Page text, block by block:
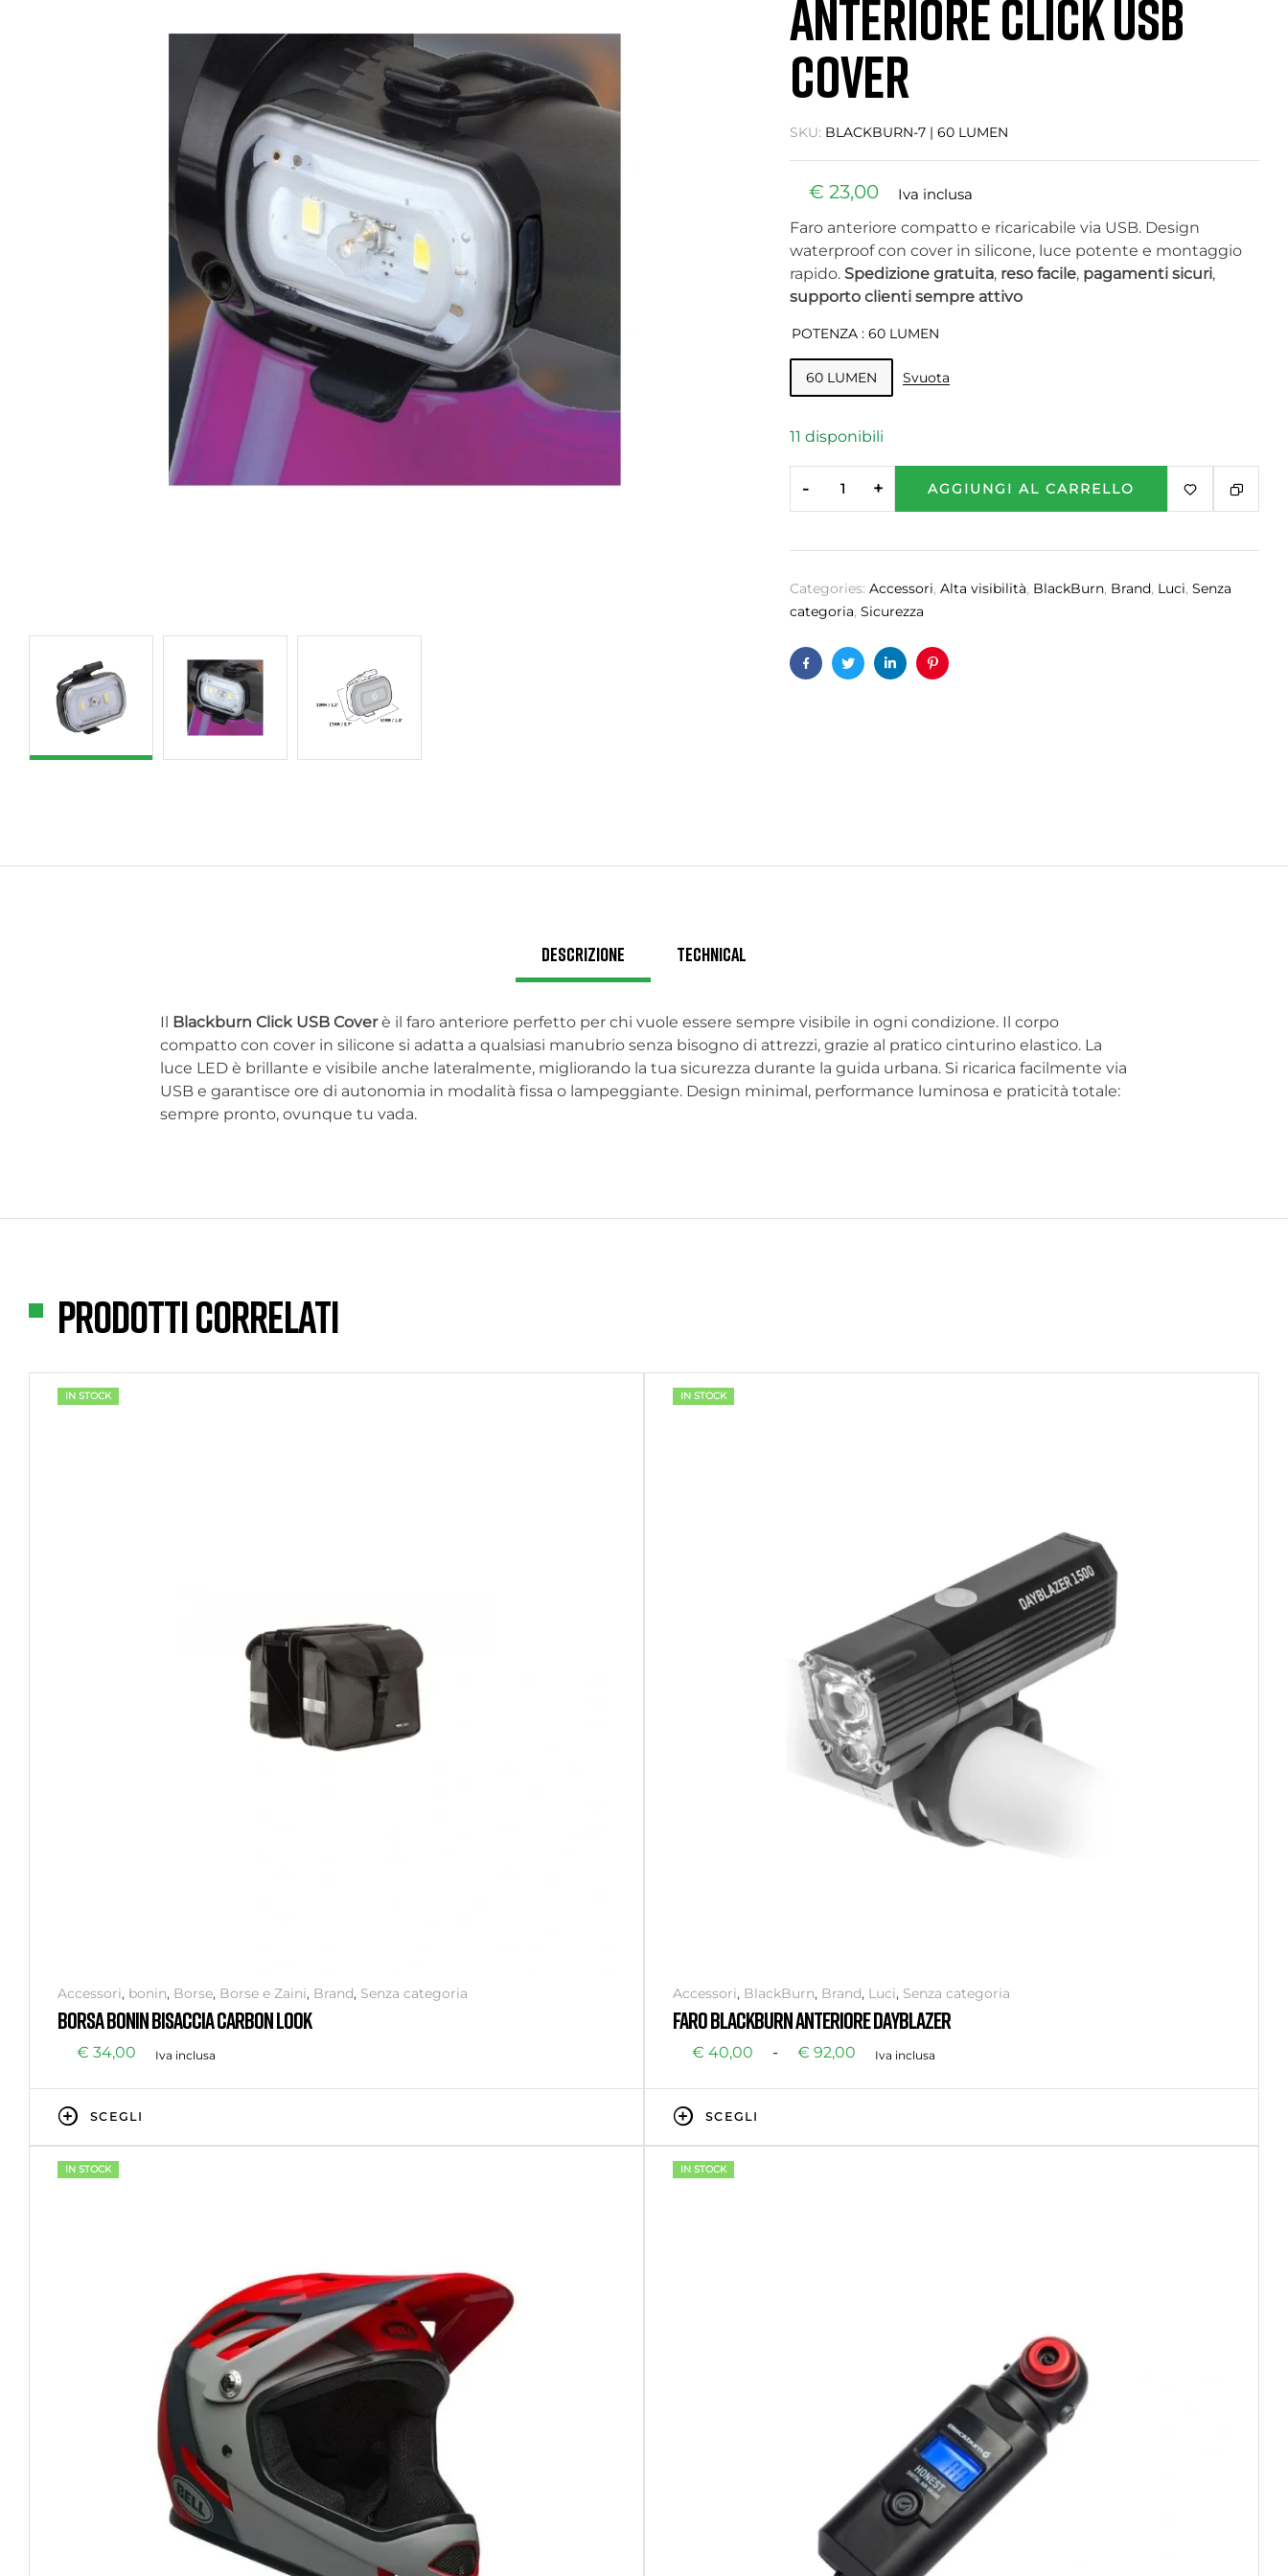
inclusa
€92,00
inclusa
ANTERIORE CLICK USB
COVER
SKU: BLACKBURN-7 | 60 LUMEN
€ 23,00
Iva inclusa
Faro anteriore compatto e ricaricabile via USB. Design
waterproof con cover in silicone, luce potente e montaggio
rapido. Spedizione gratuita, reso facile, pagamenti sicuri,
supporto clienti sempre attivo
POTENZA : 60 LUMEN
60 LUMEN Svuota
11 disponibili
- + AGGIUNGI AL CARRELLO
Categories: Accessori, Alta visibilità, BlackBurn, Brand, Luci, Senza
categoria, Sicurezza
FacebookTwitterLinkedinPinterest
Descrizione Technical
Il Blackburn Click USB Coverè il faro anteriore perfetto per chi vuole essere sempre visibile in ogni condizione. Il corpo
compatto con cover in silicone si adatta a qualsiasi manubrio senza bisogno di attrezzi, grazie al pratico cinturino elastico. La
luce LED è brillante e visibile anche lateralmente, migliorando la tua sicurezza durante la guida urbana. Si ricarica facilmente via
USB e garantisce ore di autonomia in modalità fissa o lampeggiante. Design minimal, performance luminosa e praticità totale:
sempre pronto, ovunque tu vada.
Prodotti correlati
IN STOCK
Accessori, bonin, Borse, Borse e Zaini, Brand, Senza categoria
BORSA BONIN BISACCIA CARBON LOOK
€ 34,00 Iva inclusa
SCEGLI
IN STOCK
Accessori, BlackBurn, Brand, Luci, Senza categoria
FARO BLACKBURN ANTERIORE DAYBLAZER
€ 40,00 - € 92,00 Iva inclusa
SCEGLI
IN STOCK IN STOCK